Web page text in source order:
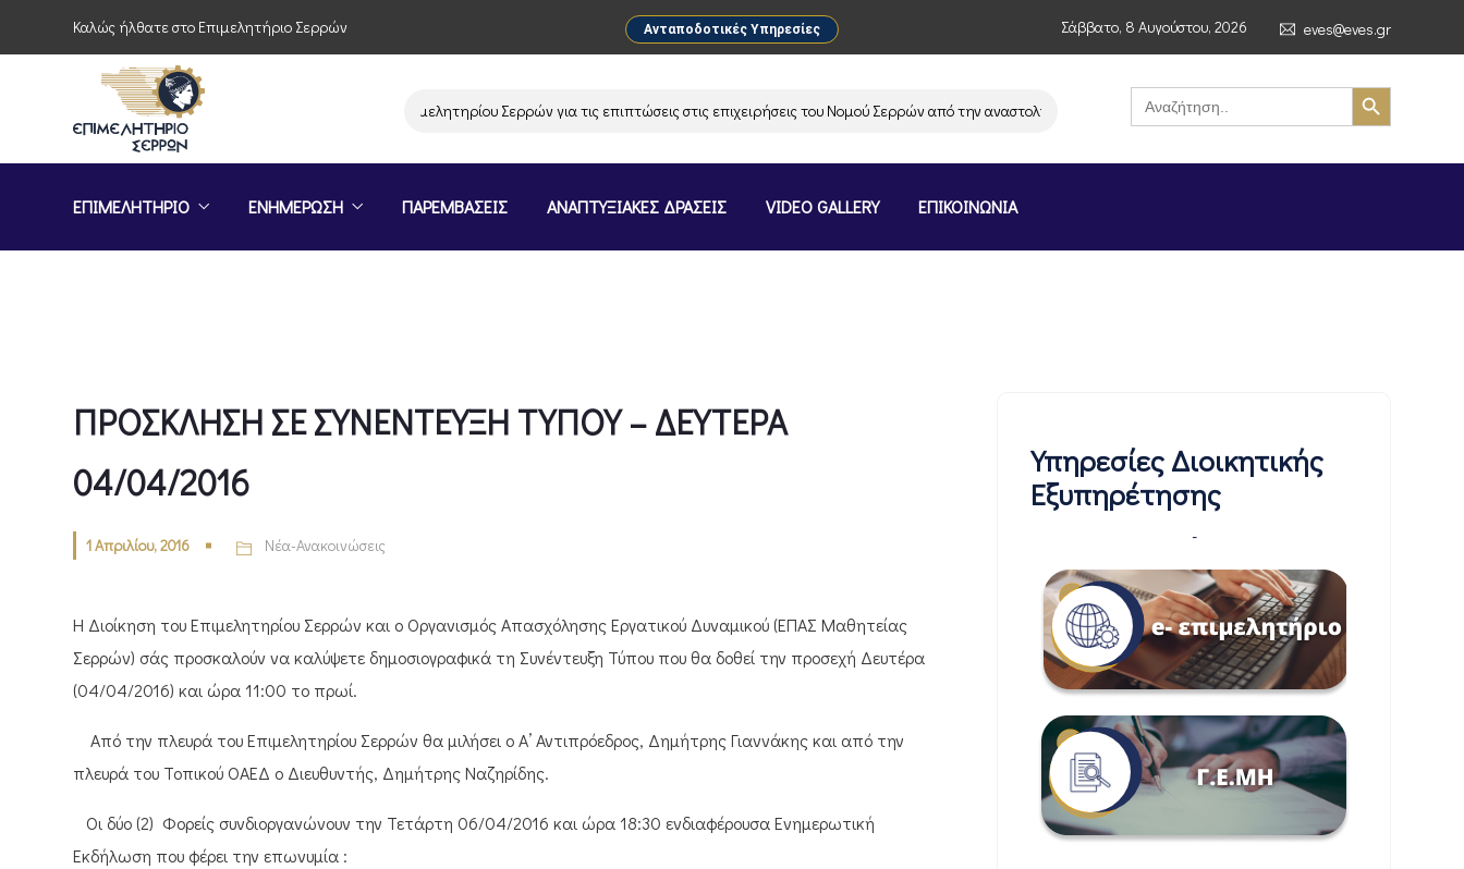
Καλώς ήλθατε στο Επιμελητήριο Σερρών Ανταποδοτικές Υπηρεσίες Σάββατο, 8 Αυγούστου, 2026 eves@eves.gr
Παρέμβαση του Επιμελητηρίου Σερρών για τις επιπτώσεις στις επιχειρήσεις του Νομού Σερρών από την αναστολή λειτουργίας της αλυσίδας σούπερ μάρκετ MERE στην Ελλάδα –
Search
for:
Search Button
ΕΠΙΜΕΛΗΤΗΡΙΟ ΕΝΗΜΕΡΩΣΗ ΠΑΡΕΜΒΑΣΕΙΣ ΑΝΑΠΤΥΞΙΑΚΕΣ ΔΡΑΣΕΙΣ VIDEO GALLERY ΕΠΙΚΟΙΝΩΝΙΑ
ΠΡΟΣΚΛΗΣΗ ΣΕ ΣΥΝΕΝΤΕΥΞΗ ΤΥΠΟΥ – ΔΕΥΤΕΡΑ
04/04/2016
1 Απριλίου, 2016 Νέα-Ανακοινώσεις
Η Διοίκηση του Επιμελητηρίου Σερρών και ο Οργανισμός Απασχόλησης Εργατικού Δυναμικού (ΕΠΑΣ Μαθητείας
Σερρών) σάς προσκαλούν να καλύψετε δημοσιογραφικά τη Συνέντευξη Τύπου που θα δοθεί την προσεχή Δευτέρα
(04/04/2016) και ώρα 11:00 το πρωί.
Από την πλευρά του Επιμελητηρίου Σερρών θα μιλήσει ο Α’ Αντιπρόεδρος, Δημήτρης Γιαννάκης και από την
πλευρά του Τοπικού ΟΑΕΔ ο Διευθυντής, Δημήτρης Ναζηρίδης.
Οι δύο (2) Φορείς συνδιοργανώνουν την Τετάρτη 06/04/2016 και ώρα 18:30 ενδιαφέρουσα Ενημερωτική
Εκδήλωση που φέρει την επωνυμία :
Υπηρεσίες Διοικητικής
Εξυπηρέτησης
-